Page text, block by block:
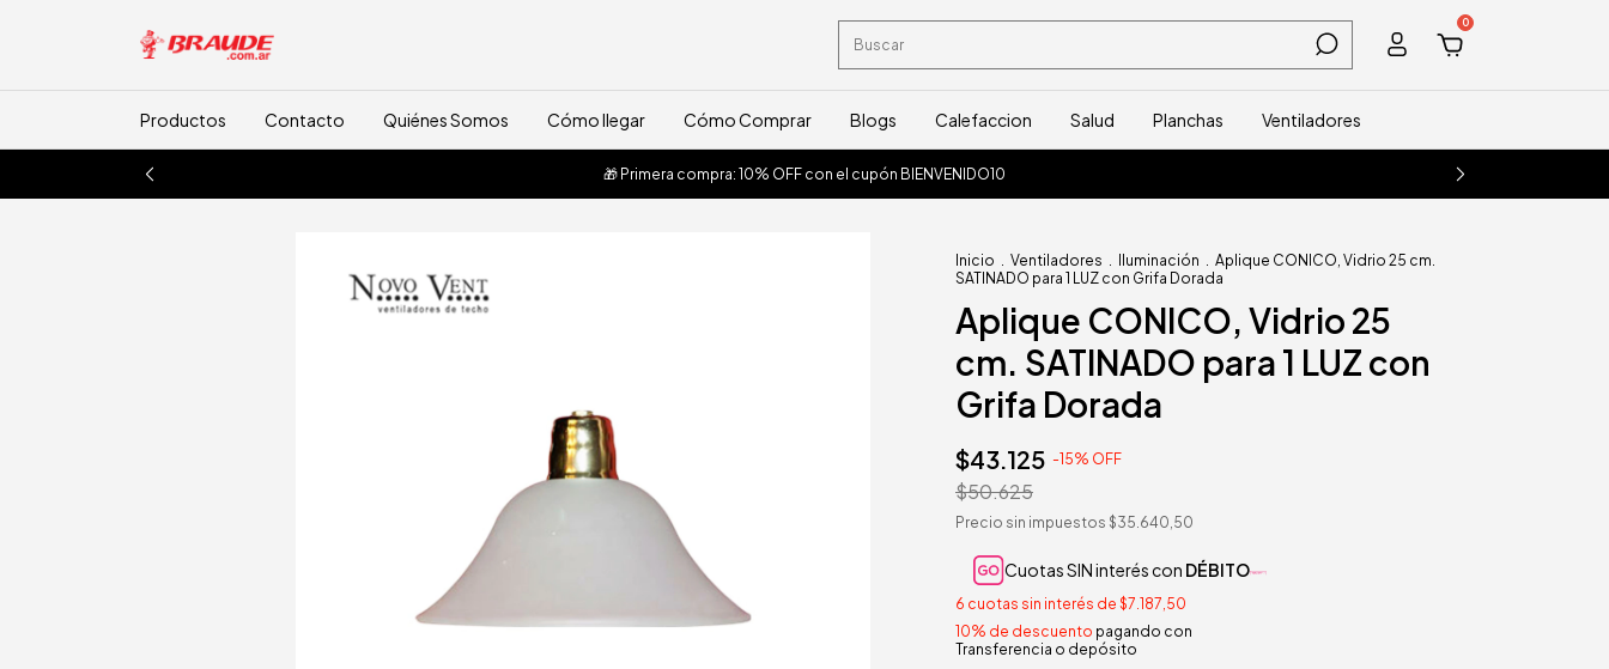
0
Productos Contacto Quiénes Somos Cómo llegar Cómo Comprar Blogs Calefaccion Salud Planchas Ventiladores
🎁 Primera compra: 10% OFF con el cupón BIENVENIDO10
Inicio Ventiladores Iluminación
Aplique CONICO, Vidrio 25 cm.
SATINADO para 1 LUZ con Grifa Dorada
Aplique CONICO, Vidrio 25
cm. SATINADO para 1 LUZ con
Grifa Dorada
$43.125 -15% OFF
$50.625
Precio sin impuestos $35.640,50
Cuotas SIN interés con DÉBITO
6 cuotas sin interés de $7.187,50
10% de descuento pagando con
Transferencia o depósito